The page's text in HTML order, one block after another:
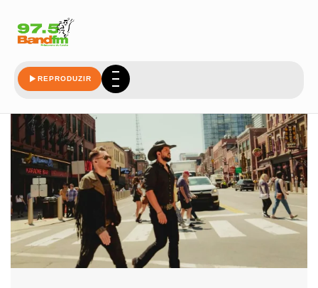
REPRODUZIR